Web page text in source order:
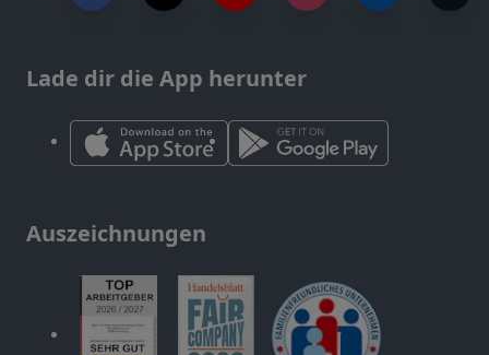
Lade dir die App herunter
Auszeichnungen